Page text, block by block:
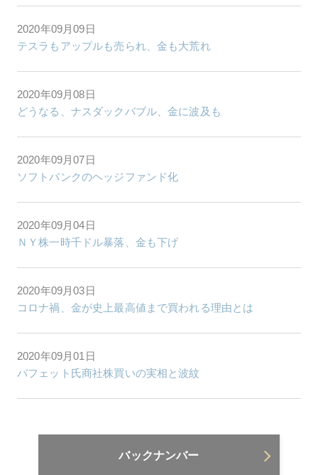
2020年09月09日
テスラもアップルも売られ、金も大荒れ
2020年09月08日
どうなる、ナスダックバブル、金に波及も
2020年09月07日
ソフトバンクのヘッジファンド化
2020年09月04日
ＮＹ株一時千ドル暴落、金も下げ
2020年09月03日
コロナ禍、金が史上最高値まで買われる理由とは
2020年09月01日
バフェット氏商社株買いの実相と波紋
バックナンバー